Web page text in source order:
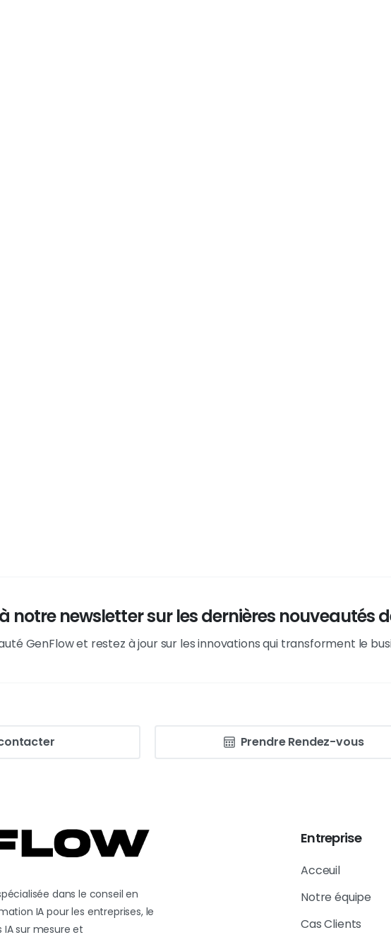
notre newsletter sur les dernières nouveautés
GenFlow et restez à jour sur les innovations qui transforment le
Prendre Rendez-vous
dans le conseil en
IA pour les entreprises, le
sur mesure et
Entreprise
Acceuil
Notre équipe
Cas Clients